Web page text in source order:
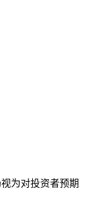
为对投资者预期